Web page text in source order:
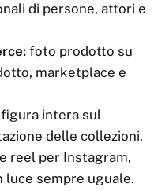
di persone, attori e
foto prodotto su
marketplace e
intera sul
delle collezioni.
reel per Instagram,
luce sempre uguale.